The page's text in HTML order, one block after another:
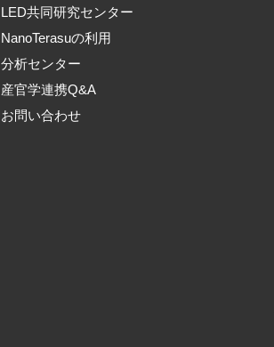
LED共同研究センター
NanoTerasuの利用
分析センター
産官学連携Q&A
お問い合わせ